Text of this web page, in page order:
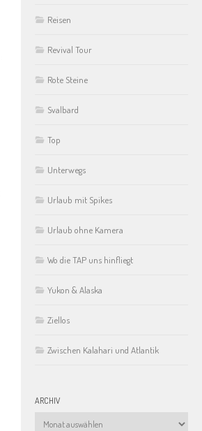
Reisen
Revival Tour
Rote Steine
Svalbard
Top
Unterwegs
Urlaub mit Spikes
Urlaub ohne Kamera
Wo die TAP uns hinfliegt
Yukon & Alaska
Ziellos
Zwischen Kalahari und Atlantik
ARCHIV
Archiv